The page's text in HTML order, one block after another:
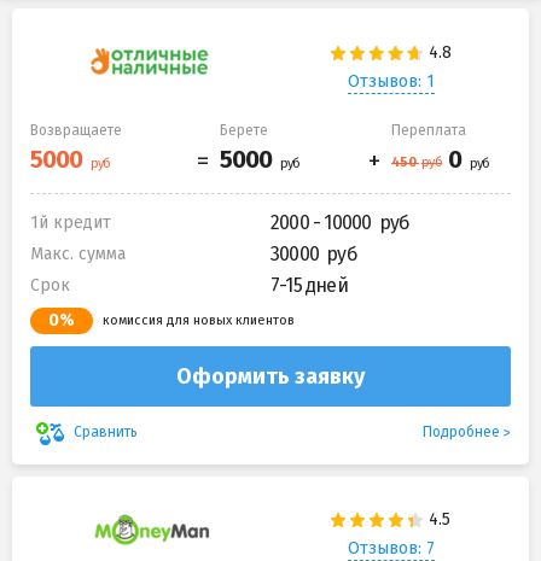
Отзывов: 1
Возвращаете Берете Переплата
1й кредит 2000 - 10000
Макс. сумма 30000
Срок 7-15 дней
0% комиссия для новых клиентов
Оформить заявку
Сравнить Подробнее
Отзывов: 7